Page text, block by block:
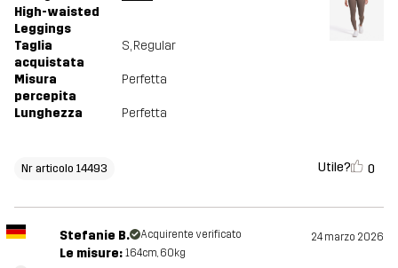
High-waisted
Leggings
Taglia
acquistata
S, Regular
Misura
percepita
Perfetta
Lunghezza Perfetta
Nr articolo 14493 Utile? 0
Stefanie B. Acquirente verificato 24 marzo 2026
Le misure: 164cm, 60kg